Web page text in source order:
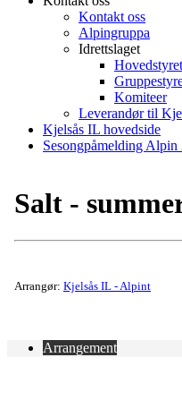
Kontakt oss
Alpingruppa
Idrettslaget
Hovedstyret
Komiteer
Leverandør til
Kjelsås IL hovedside
Sesongpåmelding Alpin
Salt -
Arrangør: Kjelsås IL - Alpint
Arrangement